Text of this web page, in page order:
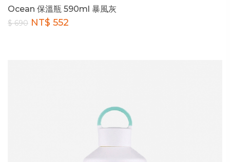
Ocean 保溫瓶 590ml 暴風灰
$ 690 NT$ 552